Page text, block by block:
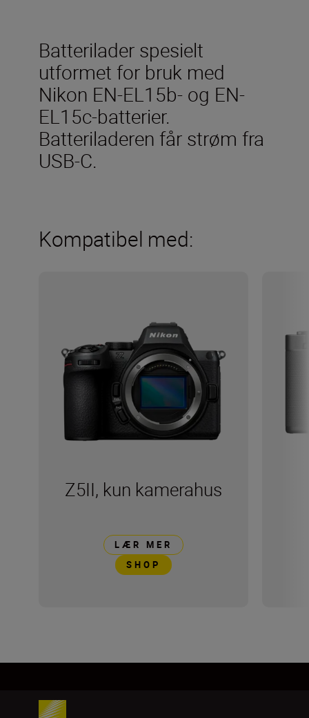
Batterilader spesielt
utformet for bruk med
Nikon EN-EL15b- og EN-
EL15c-batterier.
Batteriladeren får strøm fra
USB-C.
Kompatibel med:
Z5II, kun kamerahus
LÆR MER
SHOP